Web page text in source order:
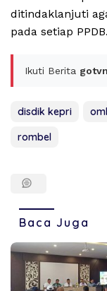
ditindaklanjuti
pada setiap
Ikuti Berita
disdik kepri
rombel
Baca Juga